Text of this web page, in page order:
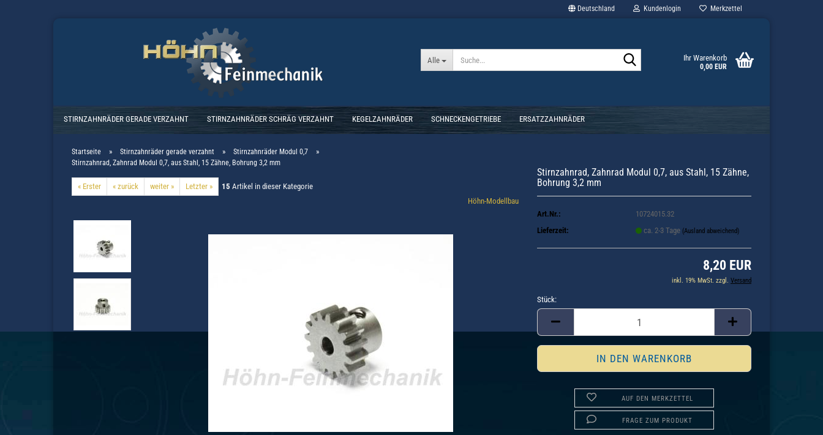
Deutschland Kundenlogin Merkzettel
Alle Ihr Warenkorb
0,00 EUR
STIRNZAHNRÄDER GERADE VERZAHNT STIRNZAHNRÄDER SCHRÄG VERZAHNT KEGELZAHNRÄDER SCHNECKENGETRIEBE ERSATZZAHNRÄDER
Startseite » Stirnzahnräder gerade verzahnt » Stirnzahnräder Modul 0,7 »
Stirnzahnrad, Zahnrad Modul 0,7, aus Stahl, 15 Zähne, Bohrung 3,2 mm
« Erster « zurück weiter » Letzter » 15 Artikel in dieser Kategorie
Höhn-Modellbau
Stirnzahnrad, Zahnrad Modul 0,7, aus Stahl, 15 Zähne,
Bohrung 3,2 mm
Art.Nr.:
10724015.32
Lieferzeit:
ca. 2-3 Tage (Ausland abweichend)
8,20 EUR
inkl. 19% MwSt. zzgl. Versand
Stück:
Stück
AUF DEN MERKZETTEL
FRAGE ZUM PRODUKT